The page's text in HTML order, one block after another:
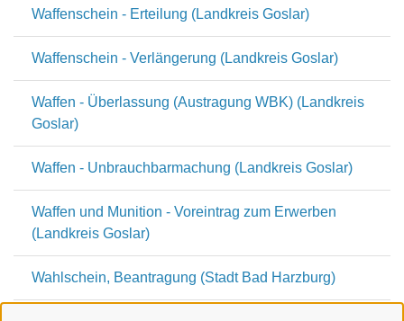
Waffenschein - Erteilung (Landkreis Goslar)
Waffenschein - Verlängerung (Landkreis Goslar)
Waffen - Überlassung (Austragung WBK) (Landkreis
Goslar)
Waffen - Unbrauchbarmachung (Landkreis Goslar)
Waffen und Munition - Voreintrag zum Erwerben
(Landkreis Goslar)
Wahlschein, Beantragung (Stadt Bad Harzburg)